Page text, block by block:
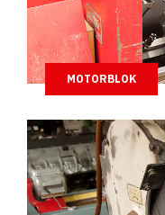
MOTORBLOK